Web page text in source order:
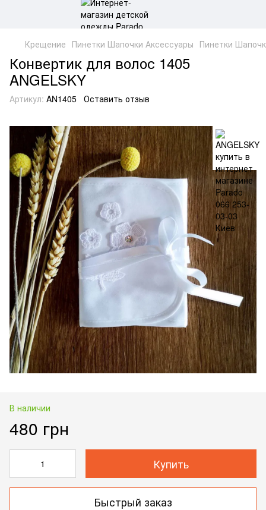
Крещение Пинетки Шапочки Аксессуары Пинетки
Конвертик для волос 1405
ANGELSKY
Артикул: AN1405 Оставить отзыв
В наличии
480 грн
Купить
Быстрый заказ